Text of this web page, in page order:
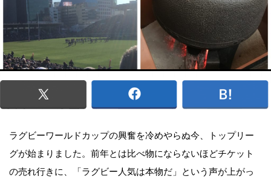
ラグビーワールドカップの興奮を冷めやらぬ今、トップリー
グが始まりました。前年とは比べ物にならないほどチケット
の売れ行きに、「ラグビー人気は本物だ」という声が上がっ